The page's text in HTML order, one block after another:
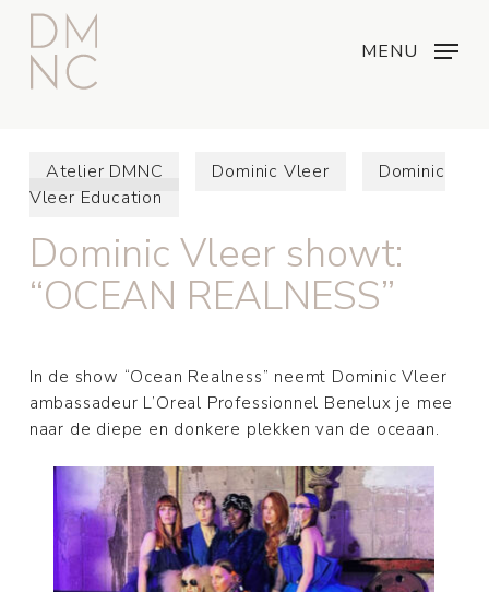
Skip
main
content
MENU
Atelier DMNC Dominic Vleer
Dominic
Vleer Education
Dominic Vleer showt:
“OCEAN REALNESS”
In de show “Ocean Realness” neemt Dominic Vleer
ambassadeur L’Oreal Professionnel Benelux je mee
naar de diepe en donkere plekken van de oceaan.